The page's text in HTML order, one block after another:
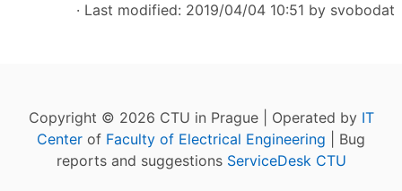
· Last modified: 2019/04/04 10:51 by svobodat
Copyright © 2026 CTU in Prague | Operated by IT
Center of Faculty of Electrical Engineering | Bug
reports and suggestions ServiceDesk CTU